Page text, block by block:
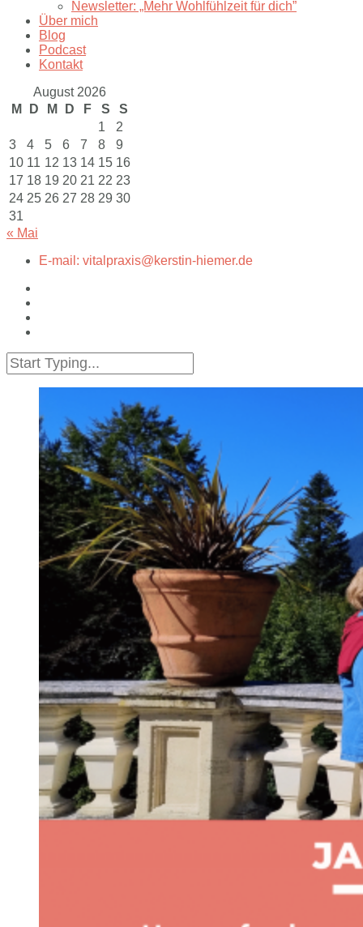
Newsletter: „Mehr Wohlfühlzeit für dich”
Über mich
Blog
Podcast
Kontakt
August 2026
M
D M D F S
S
1
2
3
4 5 6 7 8
9
10 11 12 13 14 15 16
17 18 19 20 21 22 23
24 25 26 27 28 29 30
31
« Mai
E-mail: vitalpraxis@kerstin-hiemer.de